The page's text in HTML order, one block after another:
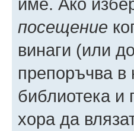
посещение
винаги (или
препоръчва в
библиотека и
хора да